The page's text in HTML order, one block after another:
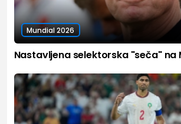
Mundial 2026
Nastavljena selektorska "seča" na